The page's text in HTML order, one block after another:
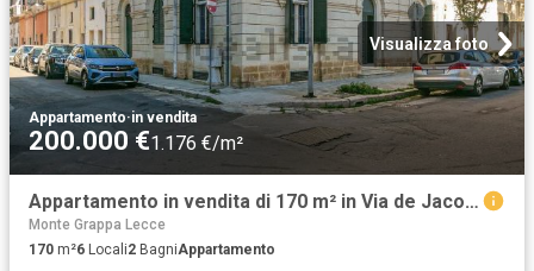
Visualizza foto
Appartamento·in vendita
200.000 €1.176 €/m²
Appartamento in vendita di 170 m² in Via de Jacobis, 23
Monte Grappa Lecce
170 m²6 Locali2 BagniAppartamento